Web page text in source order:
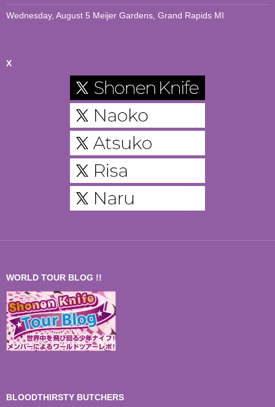
Wednesday, August 5 Meijer Gardens, Grand Rapids MI
X
WORLD TOUR BLOG !!
BLOODTHIRSTY BUTCHERS